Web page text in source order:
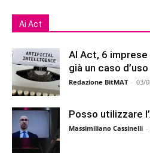
Ai Act
AI Act, 6
già un caso
Redazione BitMAT - 03/
Posso utilizzare
Massimiliano Cassinelli -